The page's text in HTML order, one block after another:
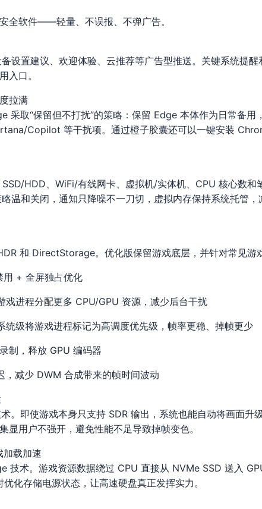
全软件——轻量、不误报、不弹广告。
设置建议、欢迎体验、云推荐等广告型推送。关键系统提醒
入口。
拉满
采取“保留但不打扰”的策略：保留 Edge 本体作为日常备用
Copilot 等干扰项。通过橙子胶囊还可以一键安装
HDD、WiFi/有线网卡、虚拟机/实体机、CPU 核心数和
温和关闭，通知只降噪不一刀切，虚拟内存保持系统托管，
和 DirectStorage。优化版保留游戏底层，并针对常见游
+ 全屏独占优化
进程分配更多 CPU/GPU 资源，减少后台干扰
级将游戏进程标记为高调度优先级，帧率更稳、掉帧更少
制，释放 GPU 编码器
减少 DWM 合成带来的帧时间波动
。即使游戏本身只支持 SDR 输出，系统也能自动将画面升
显用户不强开，避免性能不足导致掉帧变色。
载加速
技术。游戏资源数据绕过 CPU 直接从 NVMe SSD 送入
化存储电源状态，让高速硬盘真正发挥实力。